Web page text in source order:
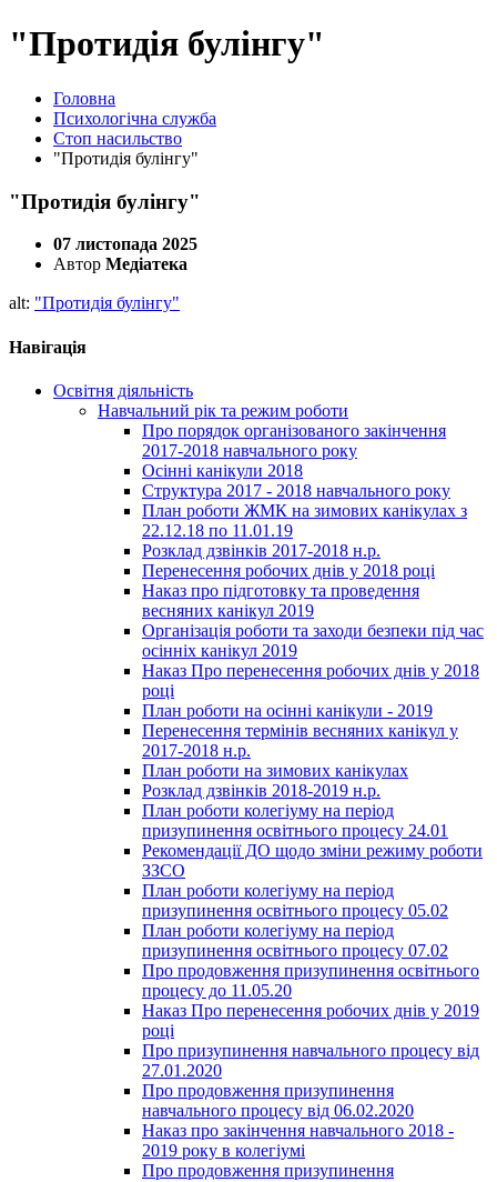
"Протидія булінгу"
Головна
Психологічна служба
Стоп насильство
"Протидія булінгу"
"Протидія булінгу"
07 листопада 2025
Автор Медіатека
alt: "Протидія булінгу"
Навігація
Освітня діяльність
Навчальний рік та режим роботи
Про порядок організованого закінчення
2017-2018 навчального року
Осінні канікули 2018
Структура 2017 - 2018 навчального року
План роботи ЖМК на зимових канікулах з
22.12.18 по 11.01.19
Розклад дзвінків 2017-2018 н.р.
Перенесення робочих днів у 2018 році
Наказ про підготовку та проведення
весняних канікул 2019
Організація роботи та заходи безпеки під час
осінніх канікул 2019
Наказ Про перенесення робочих днів у 2018
році
План роботи на осінні канікули - 2019
Перенесення термінів весняних канікул у
2017-2018 н.р.
План роботи на зимових канікулах
Розклад дзвінків 2018-2019 н.р.
План роботи колегіуму на період
призупинення освітнього процесу 24.01
Рекомендації ДО щодо зміни режиму роботи
ЗЗСО
План роботи колегіуму на період
призупинення освітнього процесу 05.02
План роботи колегіуму на період
призупинення освітнього процесу 07.02
Про продовження призупинення освітнього
процесу до 11.05.20
Наказ Про перенесення робочих днів у 2019
році
Про призупинення навчального процесу від
27.01.2020
Про продовження призупинення
навчального процесу від 06.02.2020
Наказ про закінчення навчального 2018 -
2019 року в колегіумі
Про продовження призупинення